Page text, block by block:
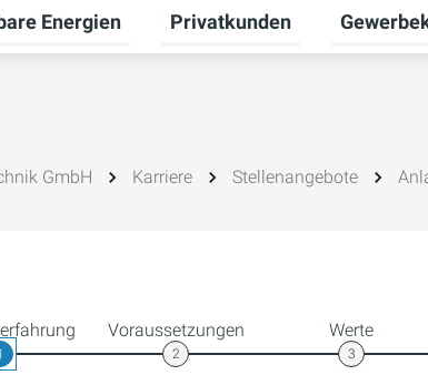
Energien
Untermenü für Erneuerbare
Privatkunden
GmbH Karriere Stellenangebote
Voraussetzungen
2
Werte
3